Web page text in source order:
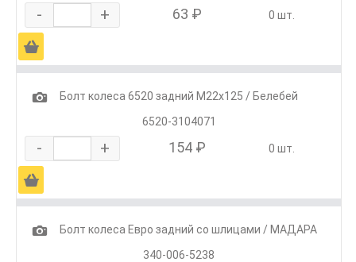
- + 63 ₽ 0 шт.
Ä
1
Болт колеса 6520 задний М22х125 / Белебей
6520-3104071
- + 154 ₽ 0 шт.
Ä
1
Болт колеса Евро задний со шлицами / МАДАРА
340-006-5238